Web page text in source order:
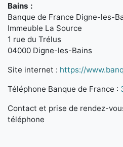
Bains :
Banque de France Digne-les-
Immeuble La Source
1 rue du Trélus
04000 Digne-les-Bains
Site internet : https://
Téléphone Banque de France :
Contact et prise de rendez-
téléphone